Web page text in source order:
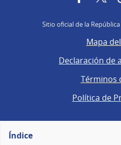
Sitio oficial de la
Mapa
Declaración de
Términos
Política de
Índice